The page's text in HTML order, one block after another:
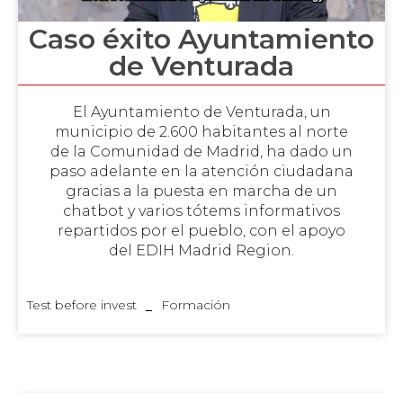
Caso éxito Ayuntamiento
de Venturada
El Ayuntamiento de Venturada, un
municipio de 2.600 habitantes al norte
de la Comunidad de Madrid, ha dado un
paso adelante en la atención ciudadana
gracias a la puesta en marcha de un
chatbot y varios tótems informativos
repartidos por el pueblo, con el apoyo
del EDIH Madrid Region.
Test before invest Formación